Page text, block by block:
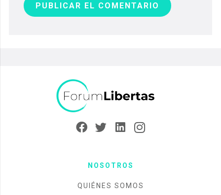
PUBLICAR EL COMENTARIO
NOSOTROS
QUIÉNES SOMOS